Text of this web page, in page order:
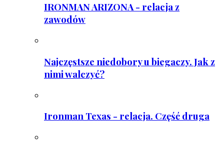
IRONMAN ARIZONA - relacja z
zawodów
Najczęstsze niedobory u biegaczy. Jak z
nimi walczyć?
Ironman Texas - relacja. Część druga